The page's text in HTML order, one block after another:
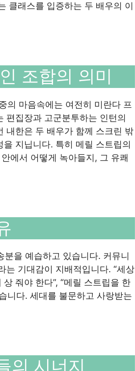
클래스를 입증하는 두 배우의 이
조합의 의미
의 마음속에는 여전히 미란다 프
편집장과 고군분투하는 인턴의
내한은 두 배우가 함께 스크린 밖
지닙니다. 특히 메릴 스트립의
에서 어떻게 녹아들지, 그 유쾌
분을 예습하고 있습니다. 커뮤니
는 기대감이 지배적입니다. “세상
줘야 한다”, “메릴 스트립을 한
니다. 세대를 불문하고 사랑받는
의 시너지